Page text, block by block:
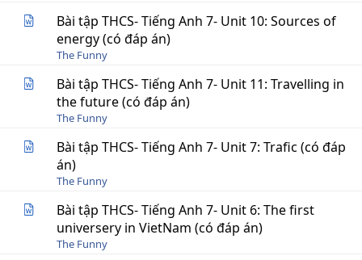
Bài tập THCS- Tiếng Anh 7- Unit 10: Sources of
energy (có đáp án)
The Funny
Bài tập THCS- Tiếng Anh 7- Unit 11: Travelling in
the future (có đáp án)
The Funny
Bài tập THCS- Tiếng Anh 7- Unit 7: Trafic (có đáp
án)
The Funny
Bài tập THCS- Tiếng Anh 7- Unit 6: The first
universery in VietNam (có đáp án)
The Funny